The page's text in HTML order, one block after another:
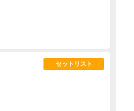
セットリスト